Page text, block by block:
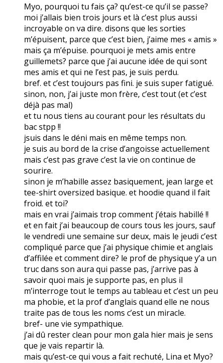
Myo, pourquoi tu fais ça? qu’est-ce qu’il se passe?
moi j’allais bien trois jours et là c’est plus aussi
incroyable on va dire. disons que les sorties
m’épuisent, parce que c’est bien, j’aime mes « amis »
mais ça m’épuise. pourquoi je mets amis entre
guillemets? parce que j’ai aucune idée de qui sont
mes amis et qui ne l’est pas, je suis perdu.
bref. et c’est toujours pas fini. je suis super fatigué.
sinon, non, j’ai juste mon frère, c’est tout (et c’est
déjà pas mal)
et tu nous tiens au courant pour les résultats du
bac stpp !!
jsuis dans le déni mais en même temps non.
je suis au bord de la crise d’angoisse actuellement
mais c’est pas grave c’est la vie on continue de
sourire.
sinon je m’habille assez basiquement, jean large et
tee-shirt oversized basique. et hoodie quand il fait
froid. et toi?
mais en vrai j’aimais trop comment j’étais habillé !!
et en fait j’ai beaucoup de cours tous les jours, sauf
le vendredi une semaine sur deux, mais le jeudi c’est
compliqué parce que j’ai physique chimie et anglais
d’affilée et comment dire? le prof de physique y’a un
truc dans son aura qui passe pas, j’arrive pas à
savoir quoi mais je supporte pas, en plus il
m’interroge tout le temps au tableau et c’est un peu
ma phobie, et la prof d’anglais quand elle ne nous
traite pas de tous les noms c’est un miracle.
bref- une vie sympathique.
j’ai dû rester clean pour mon gala hier mais je sens
que je vais repartir là.
mais qu’est-ce qui vous a fait rechuté, Lina et Myo?